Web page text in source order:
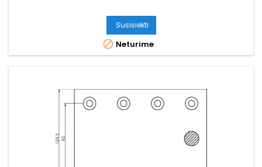
Susisiekti
 Neturime